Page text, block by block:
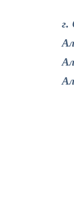
г.